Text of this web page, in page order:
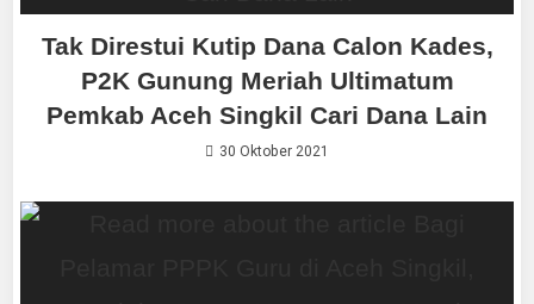
Tak Direstui Kutip Dana Calon Kades,
P2K Gunung Meriah Ultimatum
Pemkab Aceh Singkil Cari Dana Lain
30 Oktober 2021